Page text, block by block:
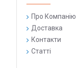
Про Компанію
Доставка
Контакти
Статті